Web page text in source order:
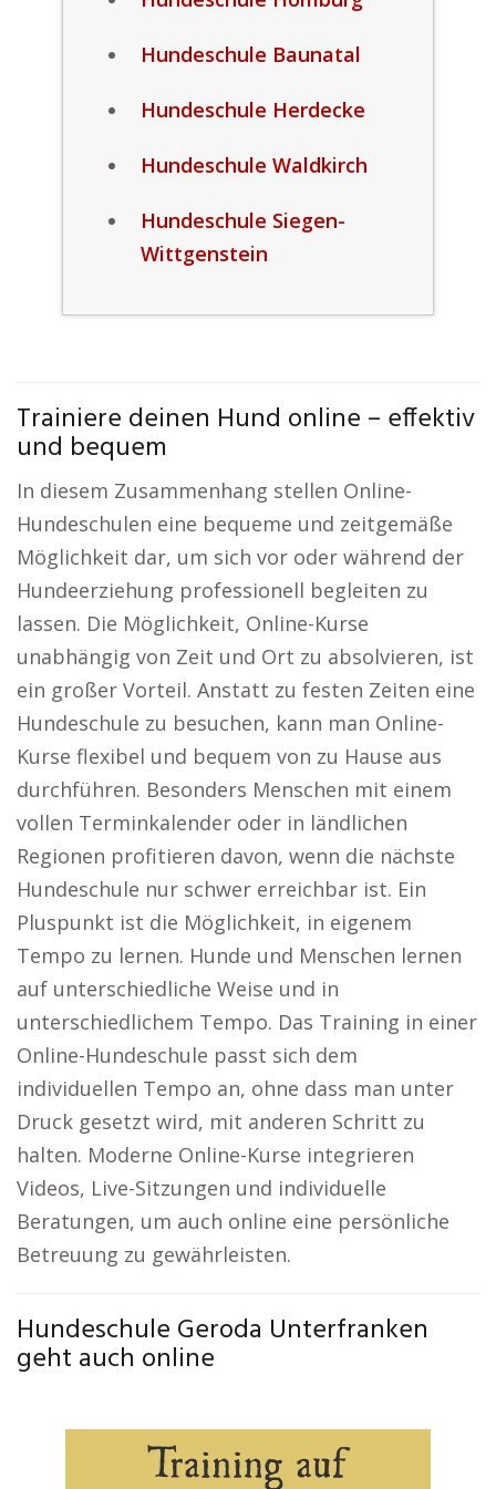
Hundeschule Baunatal
Hundeschule Herdecke
Hundeschule Waldkirch
Hundeschule Siegen-
Wittgenstein
Trainiere deinen Hund online – effektiv
und bequem
In diesem Zusammenhang stellen Online-
Hundeschulen eine bequeme und zeitgemäße
Möglichkeit dar, um sich vor oder während der
Hundeerziehung professionell begleiten zu
lassen. Die Möglichkeit, Online-Kurse
unabhängig von Zeit und Ort zu absolvieren, ist
ein großer Vorteil. Anstatt zu festen Zeiten eine
Hundeschule zu besuchen, kann man Online-
Kurse flexibel und bequem von zu Hause aus
durchführen. Besonders Menschen mit einem
vollen Terminkalender oder in ländlichen
Regionen profitieren davon, wenn die nächste
Hundeschule nur schwer erreichbar ist. Ein
Pluspunkt ist die Möglichkeit, in eigenem
Tempo zu lernen. Hunde und Menschen lernen
auf unterschiedliche Weise und in
unterschiedlichem Tempo. Das Training in einer
Online-Hundeschule passt sich dem
individuellen Tempo an, ohne dass man unter
Druck gesetzt wird, mit anderen Schritt zu
halten. Moderne Online-Kurse integrieren
Videos, Live-Sitzungen und individuelle
Beratungen, um auch online eine persönliche
Betreuung zu gewährleisten.
Hundeschule Geroda Unterfranken
geht auch online